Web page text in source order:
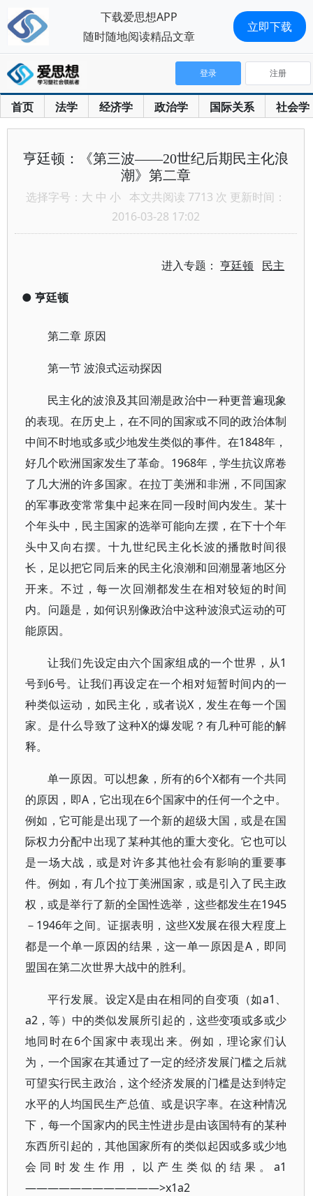
首页 法学 经济学 政治学 国际关系 社会学
登录 注册
亨廷顿：《第三波——20世纪后期民主化浪
潮》第二章
选择字号： 大 中 小 本文共阅读 7713 次 更新时间：
2016-03-28 17:02
进入专题：亨廷顿 民主
● 亨廷顿
第二章 原因
第一节 波浪式运动探因
民主化的波浪及其回潮是政治中一种更普遍现象
的表现。在历史上，在不同的国家或不同的政治体制
中间不时地或多或少地发生类似的事件。在1848年，
好几个欧洲国家发生了革命。1968年，学生抗议席卷
了几大洲的许多国家。在拉丁美洲和非洲，不同国家
的军事政变常常集中起来在同一段时间内发生。某十
个年头中，民主国家的选举可能向左摆，在下十个年
头中又向右摆。十九世纪民主化长波的播散时间很
长，足以把它同后来的民主化浪潮和回潮显著地区分
开来。不过，每一次回潮都发生在相对较短的时间
内。问题是，如何识别像政治中这种波浪式运动的可
能原因。
让我们先设定由六个国家组成的一个世界，从1
号到6号。让我们再设定在一个相对短暂时间内的一
种类似运动，如民主化，或者说X，发生在每一个国
家。是什么导致了这种X的爆发呢？有几种可能的解
释。
单一原因。可以想象，所有的6个X都有一个共同
的原因，即A，它出现在6个国家中的任何一个之中。
例如，它可能是出现了一个新的超级大国，或是在国
际权力分配中出现了某种其他的重大变化。它也可以
是一场大战，或是对许多其他社会有影响的重要事
件。例如，有几个拉丁美洲国家，或是引入了民主政
权，或是举行了新的全国性选举，这些都发生在1945
－1946年之间。证据表明，这些X发展在很大程度上
都是一个单一原因的结果，这一单一原因是A，即同
盟国在第二次世界大战中的胜利。
平行发展。设定X是由在相同的自变项（如a1、
a2，等）中的类似发展所引起的，这些变项或多或少
地同时在6个国家中表现出来。例如，理论家们认
为，一个国家在其通过了一定的经济发展门槛之后就
可望实行民主政治，这个经济发展的门槛是达到特定
水平的人均国民生产总值、或是识字率。在这种情况
下，每一个国家内的民主性进步是由该国特有的某种
东西所引起的，其他国家所有的类似起因或多或少地
会同时发生作用，以产生类似的结果。a1
————————————>x1a2
下载爱思想APP
随时随地阅读精品文章
立即下载